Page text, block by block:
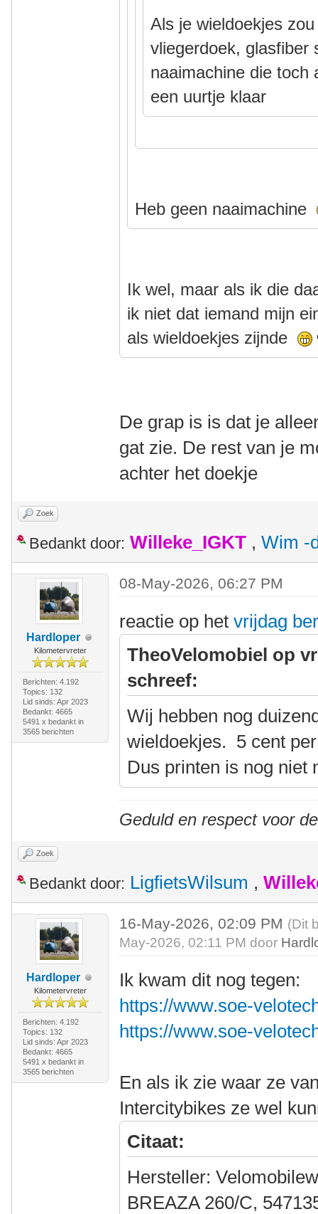
Als je wieldoekjes
vliegerdoek, glasfiber
naaimachine die toch
een uurtje klaar
Heb geen naaimachine
Ik wel, maar als ik die
ik niet dat iemand mijn
als wieldoekjes zijnde
De grap is is dat je
gat zie. De rest van je
achter het doekje
Zoek
Bedankt door: Willeke_IGKT , Wim -
Hardloper
Kilometervreter
Berichten: 4.192
Topics: 132
Lid sinds: Apr 2023
Bedankt: 4665
5491 x bedankt in
3565 berichten
08-May-2026, 06:27 PM
reactie op hetvrijdag
TheoVelomobiel op
schreef:
Wij hebben nog
wieldoekjes. 5 cent
Dus printen is nog niet
Geduld en respect voor
Zoek
Bedankt door: LigfietsWilsum ,
Hardloper
Kilometervreter
Berichten: 4.192
Topics: 132
Lid sinds: Apr 2023
Bedankt: 4665
5491 x bedankt in
3565 berichten
16-May-2026, 02:09 PM (Dit
May-2026, 02:11 PM door
Ik kwam dit nog tegen:
https://www.soe-
https://www.soe-
En als ik zie waar ze
Intercitybikes ze wel
Citaat:
Hersteller:
BREAZA 260/C,